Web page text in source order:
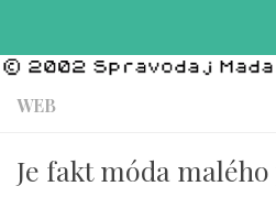
WEB
Je fakt móda